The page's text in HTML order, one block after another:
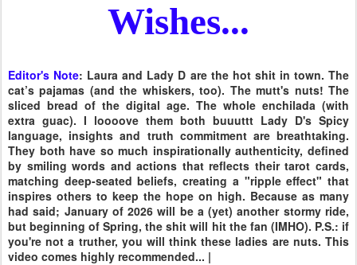
Wishes...
Editor's Note: Laura and Lady D are the hot shit in town. The
cat’s pajamas (and the whiskers, too). The mutt's nuts! The
sliced bread of the digital age. The whole enchilada (with
extra guac). I loooove them both buuuttt Lady D's Spicy
language, insights and truth commitment are breathtaking.
They both have so much inspirationally authenticity, defined
by smiling words and actions that reflects their tarot cards,
matching deep-seated beliefs, creating a "ripple effect" that
inspires others to keep the hope on high. Because as many
had said; January of 2026 will be a (yet) another stormy ride,
but beginning of Spring, the shit will hit the fan (IMHO). P.S.: if
you're not a truther, you will think these ladies are nuts. This
video comes highly recommended... |